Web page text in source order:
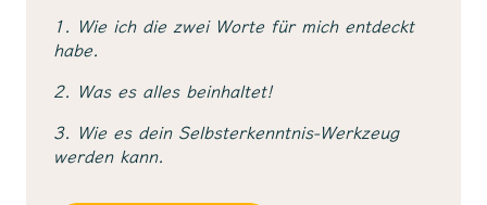
1. Wie ich die zwei Worte für mich entdeckt
habe.
2. Was es alles beinhaltet!
3. Wie es dein Selbsterkenntnis-Werkzeug
werden kann.